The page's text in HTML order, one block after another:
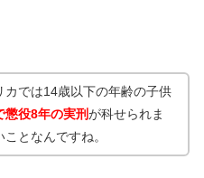
カでは14歳以下の年齢の子供
懲役8年の実刑が科せられま
となんですね。